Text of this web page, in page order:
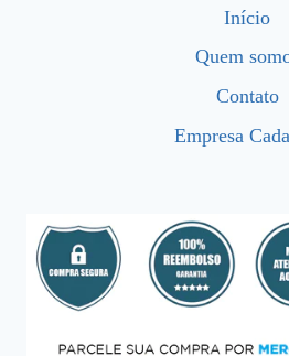
Início
Quem
Contato
Empresa